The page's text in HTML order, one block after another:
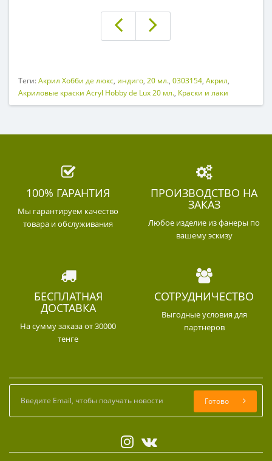
Теги:Акрил Хобби де люкс, индиго, 20 мл., 0303154, Акрил,
Акриловые краски Acryl Hobby de Lux 20 мл., Краски и лаки
100% ГАРАНТИЯ
Мы гарантируем качество
товара и обслуживания
ПРОИЗВОДСТВО НА
ЗАКАЗ
Любое изделие из фанеры по
вашему эскизу
БЕСПЛАТНАЯ
ДОСТАВКА
На сумму заказа от 30000
тенге
СОТРУДНИЧЕСТВО
Выгодные условия для
партнеров
Готово